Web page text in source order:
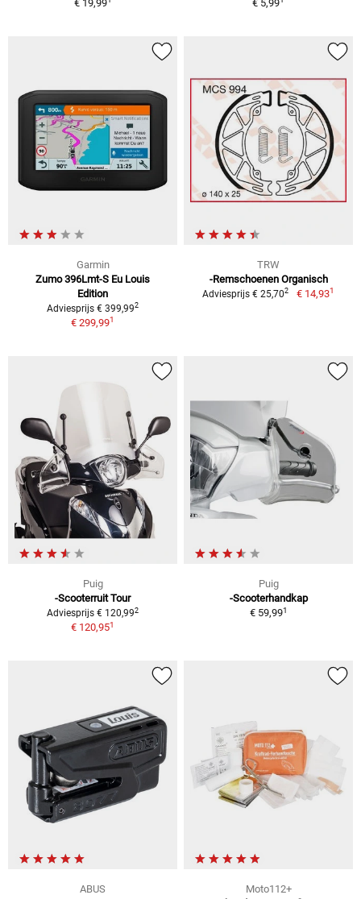
€ 19,99
€ 5,99
Garmin
Zumo 396Lmt-S Eu Louis
Edition
Adviesprijs € 399,992
€ 299,991
TRW
-Remschoenen Organisch
Adviesprijs € 25,702 € 14,931
Puig
-Scooterruit Tour
Adviesprijs € 120,992
€ 120,951
Puig
-Scooterhandkap
€ 59,991
ABUS
Moto112+